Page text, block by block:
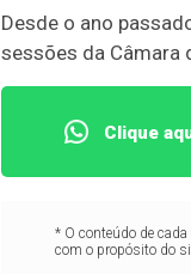
Desde o ano
sessões da Câmara
Clique
* O conteúdo de
com o propósito do